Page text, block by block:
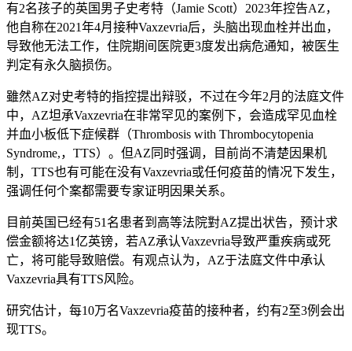
有2名孩子的英国男子史考特（Jamie Scott）2023年控告AZ，
他自称在2021年4月接种Vaxzevria后，头脑出现血栓并出血，
导致他无法工作，住院期间医院更3度发出病危通知，被医生
判定有永久脑损伤。
雖然AZ对史考特的指控提出辩驳，不过在今年2月的法庭文件
中，AZ坦承Vaxzevria在非常罕见的案例下，会造成罕见血栓
并血小板低下症候群（Thrombosis with Thrombocytopenia
Syndrome,，TTS）。但AZ同时强调，目前尚不清楚因果机
制，TTS也有可能在没有Vaxzevria或任何疫苗的情况下发生，
强调任何个案都需要专家证明因果关系。
目前英国已经有51名患者到高等法院對AZ提出状告，预计求
偿金额将达1亿英镑，若AZ承认Vaxzevria导致严重疾病或死
亡，将可能导致赔偿。有观点认为，AZ于法庭文件中承认
Vaxzevria具有TTS风险。
研究估计，每10万名Vaxzevria疫苗的接种者，约有2至3例会出
现TTS。